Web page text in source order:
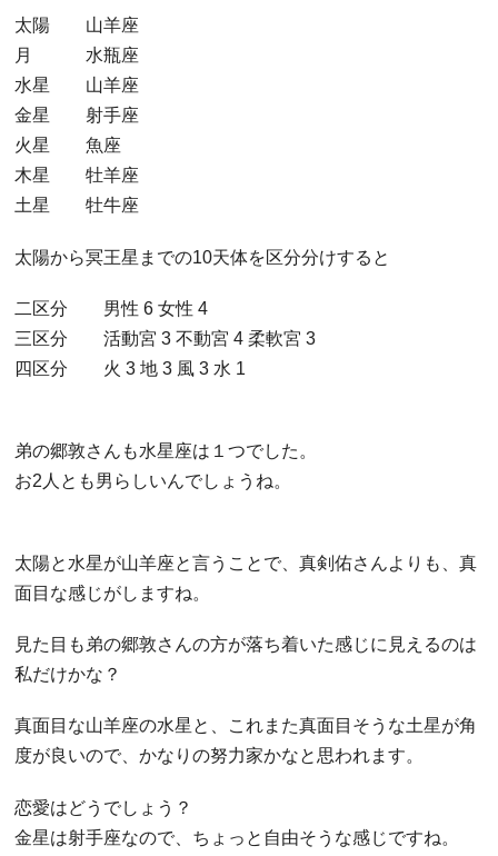
太陽 山羊座
月 水瓶座
水星 山羊座
金星 射手座
火星 魚座
木星 牡羊座
土星 牡牛座
太陽から冥王星までの10天体を区分分けすると
二区分 男性 6 女性 4
三区分 活動宮 3 不動宮 4 柔軟宮 3
四区分 火 3 地 3 風 3 水 1
弟の郷敦さんも水星座は１つでした。
お2人とも男らしいんでしょうね。
太陽と水星が山羊座と言うことで、真剣佑さんよりも、真
面目な感じがしますね。
見た目も弟の郷敦さんの方が落ち着いた感じに見えるのは
私だけかな？
真面目な山羊座の水星と、これまた真面目そうな土星が角
度が良いので、かなりの努力家かなと思われます。
恋愛はどうでしょう？
金星は射手座なので、ちょっと自由そうな感じですね。